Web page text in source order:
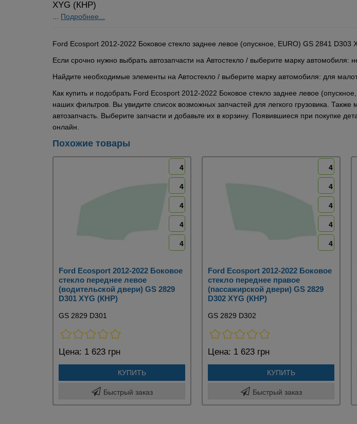
XYG (КНР)
Подробнее...
Ford Ecosport 2012-2022 Боковое стекло заднее левое (опускное, EURO) GS 2841
Если срочно нужно выбрать автозапчасти на Автостекло / выберите марку
Найдите необходимые элементы на Автостекло / выберите марку автомобиля: для
Как купить и подобрать Ford Ecosport 2012-2022 Боковое стекло заднее левое
наших фильтров. Вы увидите список возможных запчастей для легкого грузовика.
автозапчасть. Выберите запчасти и добавьте их в корзину. Появившиеся при покупке
онлайн.
Похожие товары
4
4
4
4
4
Ford Ecosport 2012-2022 Боковое
стекло переднее левое
(водительской двери) GS 2829
D301 XYG (КНР)
GS 2829 D301
Цена: 1 623 грн
КУПИТЬ
Быстрый заказ
4
4
4
4
4
Ford Ecosport 2012-2022 Боковое
стекло переднее правое
(пассажирской двери) GS 2829
D302 XYG (КНР)
GS 2829 D302
Цена: 1 623 грн
КУПИТЬ
Быстрый заказ